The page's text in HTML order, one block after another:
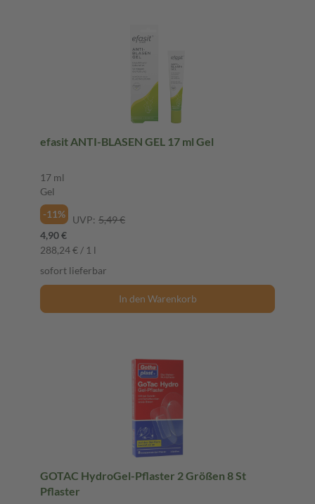
efasit ANTI-BLASEN GEL 17 ml Gel
17 ml
Gel
-11%
UVP: 5,49 €
4,90 €
288,24 € / 1 l
sofort lieferbar
In den Warenkorb
GOTAC HydroGel-Pflaster 2 Größen 8 St
Pflaster